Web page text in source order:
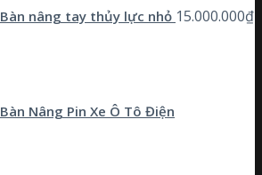
Bàn nâng tay thủy lực nhỏ 15.000.000₫
Bàn Nâng Pin Xe Ô Tô Điện